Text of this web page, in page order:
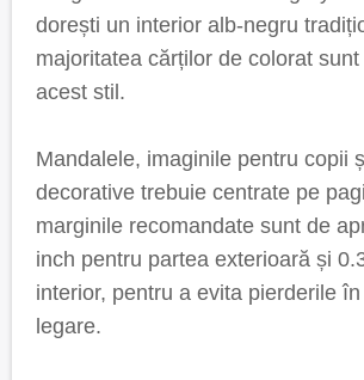
dorești un interior alb-negru
majoritatea cărților de colorat
acest stil.
Mandalele, imaginile pentru copii
decorative trebuie centrate pe
marginile recomandate sunt de
inch pentru partea exterioară și
interior, pentru a evita pierderile
legare.